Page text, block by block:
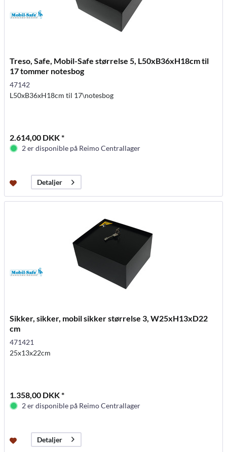
Treso, Safe, Mobil-Safe størrelse 5, L50xB36xH18cm til
17 tommer notesbog
47142
L50xB36xH18cm til 17\notesbog
2.614,00 DKK *
2 er disponible på Reimo Centrallager
Detaljer
Sikker, sikker, mobil sikker størrelse 3, W25xH13xD22
cm
471421
25x13x22cm
1.358,00 DKK *
2 er disponible på Reimo Centrallager
Detaljer